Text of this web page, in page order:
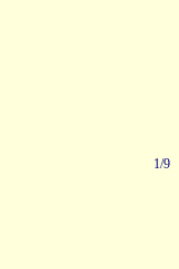
1/9